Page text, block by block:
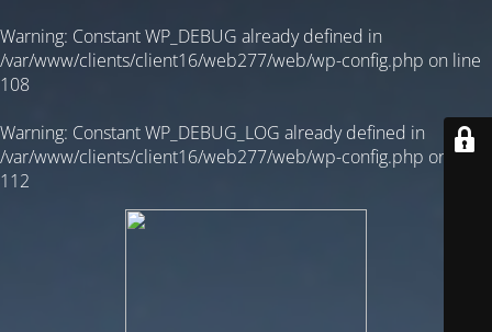
Warning: Constant WP_DEBUG already defined in
/var/www/clients/client16/web277/web/wp-config.php on line
108
Warning: Constant WP_DEBUG_LOG already defined in
/var/www/clients/client16/web277/web/wp-config.php on line
112